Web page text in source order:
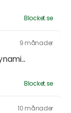
Blocket.se
9 månader
Blocket.se
10 månader